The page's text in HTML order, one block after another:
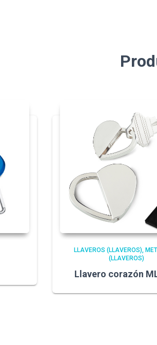
LLAVEROS (LLAVEROS)
(LLAVEROS)
Llavero corazón